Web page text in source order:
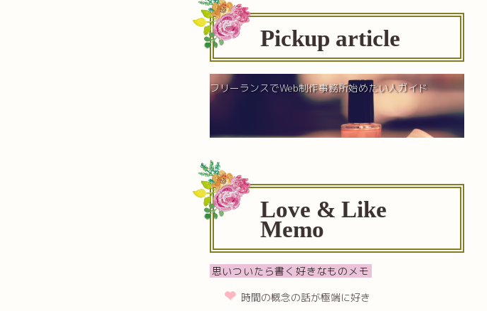
Pickup article
フリーランスでWeb制作事務所始めたい人ガイド
Love & Like
Memo
思いついたら書く好きなものメモ
時間の概念の話が極端に好き